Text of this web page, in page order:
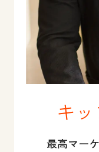
キ
最高マー